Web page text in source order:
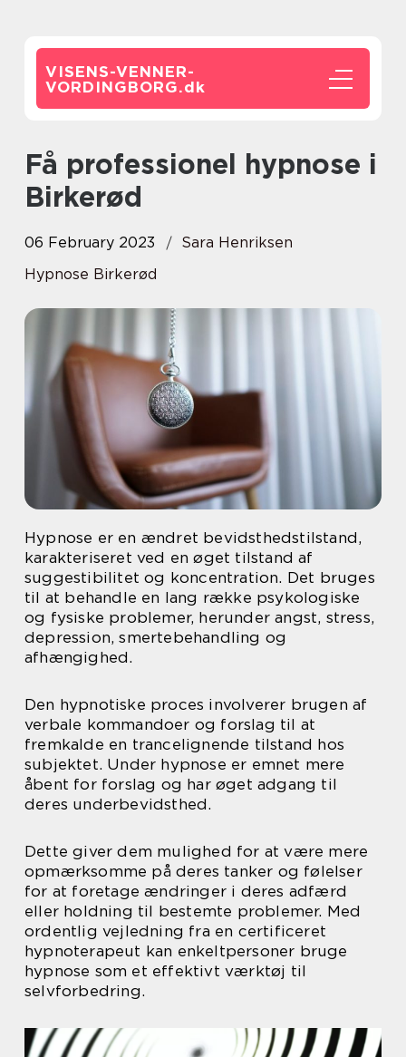
VISENS-VENNER-
VORDINGBORG.dk
Få professionel hypnose i
Birkerød
06 February 2023
Sara Henriksen
Hypnose Birkerød
Hypnose er en ændret bevidsthedstilstand,
karakteriseret ved en øget tilstand af
suggestibilitet og koncentration. Det bruges
til at behandle en lang række psykologiske
og fysiske problemer, herunder angst, stress,
depression, smertebehandling og
afhængighed.
Den hypnotiske proces involverer brugen af
verbale kommandoer og forslag til at
fremkalde en trancelignende tilstand hos
subjektet. Under hypnose er emnet mere
åbent for forslag og har øget adgang til
deres underbevidsthed.
Dette giver dem mulighed for at være mere
opmærksomme på deres tanker og følelser
for at foretage ændringer i deres adfærd
eller holdning til bestemte problemer. Med
ordentlig vejledning fra en certificeret
hypnoterapeut kan enkeltpersoner bruge
hypnose som et effektivt værktøj til
selvforbedring.